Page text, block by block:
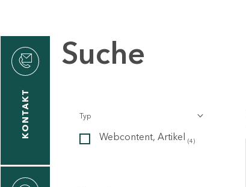
KONTAKT
Suche
Typ
Webcontent, Artikel (4)